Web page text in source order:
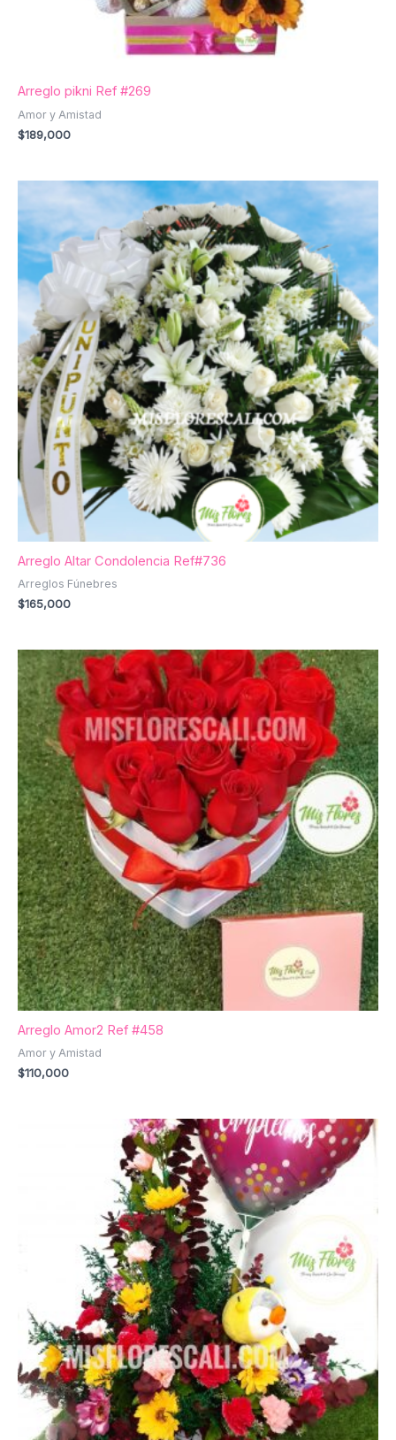
Arreglo pikni Ref #269
Amor y Amistad
$189,000
Arreglo Altar Condolencia Ref#736
Arreglos Fúnebres
$165,000
Arreglo Amor2 Ref #458
Amor y Amistad
$110,000